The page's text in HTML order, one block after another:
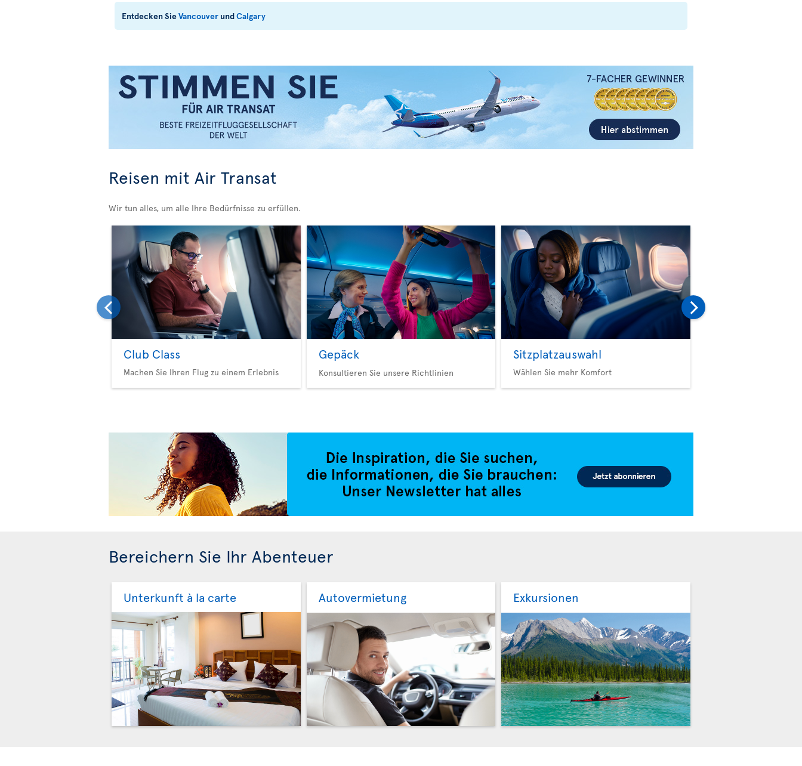
Entdecken SieVancouver undCalgary
Reisen mit Air Transat
Wir tun alles, um alle Ihre Bedürfnisse zu erfüllen.
Club Class
Machen Sie Ihren Flug zu einem Erlebnis
Gepäck
Konsultieren Sie unsere Richtlinien
Sitzplatzauswahl
Wählen Sie mehr Komfort
Bereichern Sie Ihr Abenteuer
Unterkunft à la carte Autovermietung Exkursionen